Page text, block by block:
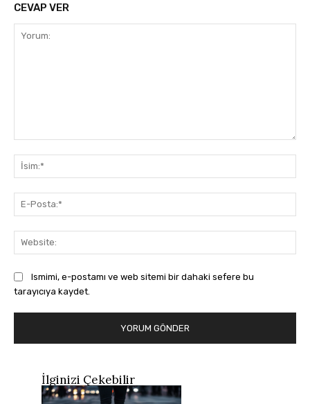
CEVAP VER
Ismimi, e-postamı ve web sitemi bir dahaki sefere bu
tarayıcıya kaydet.
İlginizi Çekebilir